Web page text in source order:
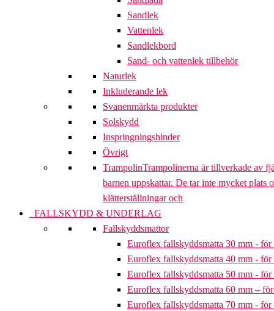
Sandlek
Vattenlek
Sandlekbord
Sand- och vattenlek tillbehör
Naturlek
Inkluderande lek
Svanenmärkta produkter
Solskydd
Inspringningshinder
Övrigt
TrampolinTrampolinerna är tillverkade av
barnen uppskattar. De tar inte mycket plats
klätterställningar och
FALLSKYDD & UNDERLAG
Fallskyddsmattor
Euroflex fallskyddsmatta 30 mm -
Euroflex fallskyddsmatta 40 mm -
Euroflex fallskyddsmatta 50 mm -
Euroflex fallskyddsmatta 60 mm –
Euroflex fallskyddsmatta 70 mm -